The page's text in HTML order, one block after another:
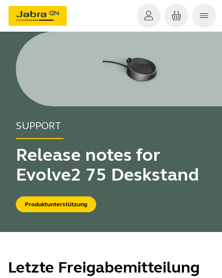
SUPPORT
Release notes for
Evolve2 75 Deskstand
Produktunterstützung
Letzte Freigabemitteilung